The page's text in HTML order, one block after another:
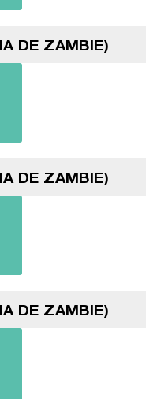
DE ZAMBIE)
DE ZAMBIE)
DE ZAMBIE)